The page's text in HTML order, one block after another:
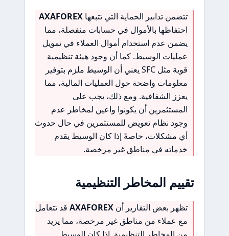
تتضمن تدابير الحماية التي تتبعها AXAFOREX
احتفاظها بالأموال في حسابات منفصلة، مما
يضمن عدم استخدام أموال العملاء في تمويل
عمليات الوسيط. كما أن وجود هيئة تنظيمية
قوية مثل SFC يعني أن الوسيط ملزم بتوفير
معلومات واضحة حول العمليات المالية، مما
يعزز الشفافية. ومع ذلك، يجب على
المستثمرين أن يكونوا واعين لمخاطر عدم
وجود نظام تعويض للمستثمرين في حال حدوث
أي مشكلات، خاصةً إذا كان الوسيط يقدم
خدماته في مناطق غير مرخصة.
تقييم المخاطر التنظيمية
تظهر بعض التقارير أن AXAFOREXقد تتعامل
مع عملاء من مناطق غير مرخصة، مما يزيد
من المخاطر التنظيمية. إذا كان الوسيط